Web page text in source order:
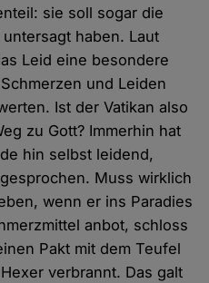
sie soll sogar die
haben. Laut
Leid eine besondere
und Leiden
Ist der Vatikan also
zu Gott? Immerhin hat
hin selbst leidend,
Muss wirklich
wenn er ins Paradies
anbot, schloss
Pakt mit dem Teufel
verbrannt. Das galt